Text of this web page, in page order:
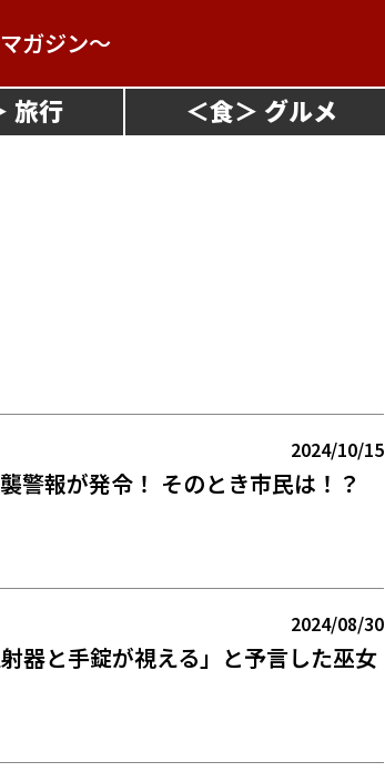
ガジン～
＜食＞
2024/10/15
警報が発令！ そのとき市民は！？
2024/08/30
器と手錠が視える」と予言した巫女